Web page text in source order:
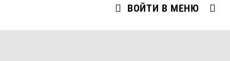
ВОЙТИ В МЕНЮ